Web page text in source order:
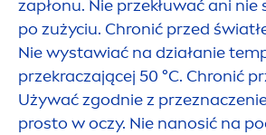
zapłonu. Nie przekłuwać ani
po zużyciu. Chronić przed
Nie wystawiać na działanie
przekraczającej 50 °C. Chronić
Używać zgodnie z
prosto w oczy. Nie nanosić na